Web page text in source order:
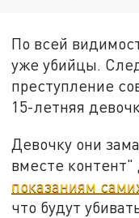
По всей
уже убийцы.
преступление
15-летняя
Девочку они
вместе контент"
показаниям
что будут